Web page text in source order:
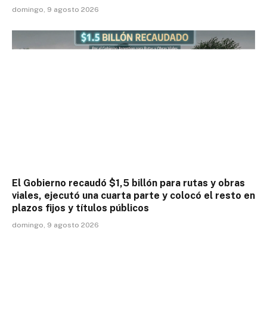
domingo, 9 agosto 2026
El Gobierno recaudó $1,5 billón para rutas y obras
viales, ejecutó una cuarta parte y colocó el resto en
plazos fijos y títulos públicos
domingo, 9 agosto 2026